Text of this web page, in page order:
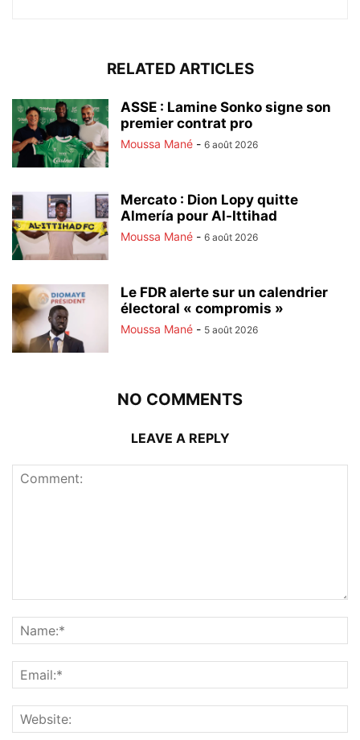
RELATED ARTICLES
ASSE : Lamine Sonko signe son
premier contrat pro
Moussa Mané - 6 août 2026
Mercato : Dion Lopy quitte
Almería pour Al-Ittihad
Moussa Mané - 6 août 2026
Le FDR alerte sur un calendrier
électoral « compromis »
Moussa Mané - 5 août 2026
NO COMMENTS
LEAVE A REPLY